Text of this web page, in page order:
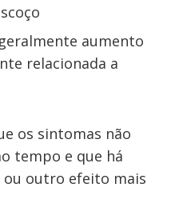
aumento
relacionada a
os sintomas não
tempo e que há
ou outro efeito mais